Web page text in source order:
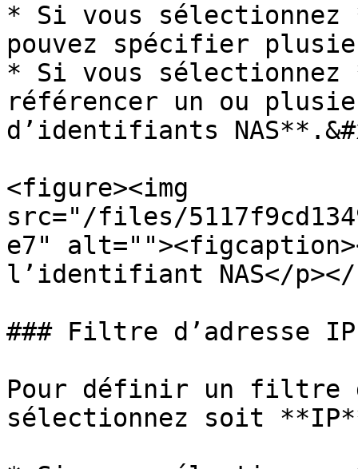
* Si vous
pouvez spécifier
* Si vous sélectionnez
référencer un ou
d’identifiants
<figure><img
src="/files/
e7"
l’identifiant NAS</
### Filtre d’adresse IP
Pour définir un filtre
sélectionnez soit